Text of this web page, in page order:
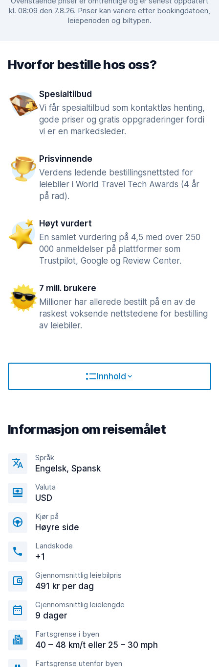
kl. 08:09 den 7.8.26. Priser kan variere etter bookingdatoen,
leieperioden og biltypen.
Hvorfor bestille hos oss?
Spesialtilbud
Vi får spesialtilbud som kontaktløs henting,
gode priser og gratis oppgraderinger fordi
vi er en markedsleder.
Prisvinnende
Verdens ledende bestillingsnettsted for
leiebiler i World Travel Tech Awards (4 år
på rad).
Høyt vurdert
En samlet vurdering på 4,5 med over 250
000 anmeldelser på plattformer som
Trustpilot, Google og Review Center.
7 mill. brukere
Millioner har allerede bestilt på en av de
raskest voksende nettstedene for bestilling
av leiebiler.
Innhold
Informasjon om reisemålet
Språk
Engelsk, Spansk
Valuta
USD
Kjør på
Høyre side
Landskode
+1
Gjennomsnittlig leiebilpris
491 kr per dag
Gjennomsnittlig leielengde
9 dager
Fartsgrense i byen
40 – 48 km/t eller 25 – 30 mph
Fartsgrense utenfor byen